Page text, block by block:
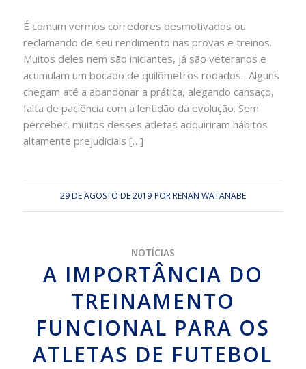
É comum vermos corredores desmotivados ou
reclamando de seu rendimento nas provas e treinos.
Muitos deles nem são iniciantes, já são veteranos e
acumulam um bocado de quilômetros rodados. Alguns
chegam até a abandonar a prática, alegando cansaço,
falta de paciência com a lentidão da evolução. Sem
perceber, muitos desses atletas adquiriram hábitos
altamente prejudiciais […]
29 DE AGOSTO DE 2019 PORRENAN WATANABE
NOTÍCIAS
A IMPORTÂNCIA DO
TREINAMENTO
FUNCIONAL PARA OS
ATLETAS DE FUTEBOL